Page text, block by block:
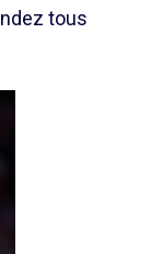
tous